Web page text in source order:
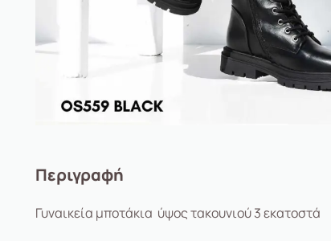
Περιγραφή
Γυναικεία μποτάκια ύψος τακουνιού 3 εκατοστά